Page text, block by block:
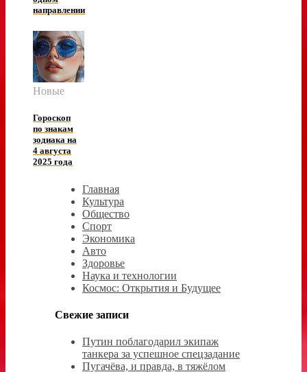
направлении
Новые
Гороскоп
по знакам
зодиака на
4 августа
2025 года
Главная
Культура
Общество
Спорт
Экономика
Авто
Здоровье
Наука и технологии
Космос: Открытия и Будущее
Свежие записи
Путин поблагодарил экипаж
танкера за успешное спецзадание
Пугачёва, и правда, в тяжёлом